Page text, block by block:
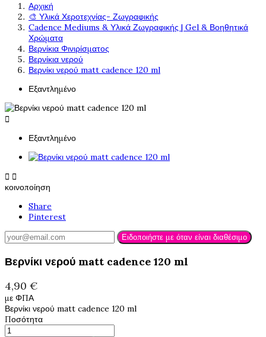
Αρχική
🎨 Υλικά Χεροτεχνίας- Ζωγραφικής
Cadence Mediums & Υλικά Ζωγραφικής | Gel & Βοηθητικά
Χρώματα
Βερνίκια Φινιρίσματος
Βερνίκια νερού
Βερνίκι νερού matt cadence 120 ml
Εξαντλημένο

Εξαντλημένο
 
κοινοποίηση
Share
Pinterest
Ειδοποιήστε με όταν είναι διαθέσιμο
Βερνίκι νερού matt cadence 120 ml
4,90 €
με ΦΠΑ
Βερνίκι νερού matt cadence 120 ml
Ποσότητα